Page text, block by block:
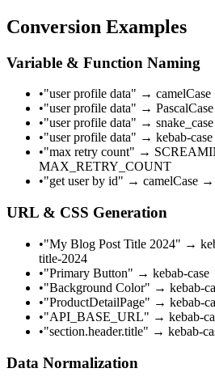
Conversion Examples
Variable & Function Naming
•"user profile data" →
•"user profile data" →
•"user profile data" →
•"user profile data" → kebab-
•"max retry count" →
MAX_RETRY_COUNT
•"get user by id" → camelCase
URL & CSS Generation
•"My Blog Post Title 2024" →
title-2024
•"Primary Button" → kebab-
•"Background Color" → kebab-
•"ProductDetailPage" → kebab-
•"API_BASE_URL" → kebab-
•"section.header.title" → kebab-
Data Normalization